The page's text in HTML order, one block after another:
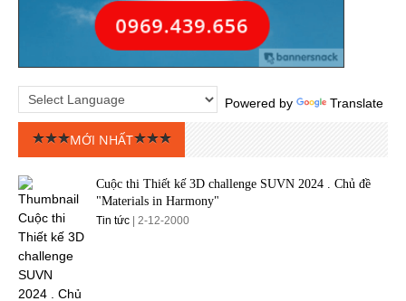
Powered by Translate
MỚI NHẤT
Cuộc thi Thiết kế 3D challenge SUVN 2024 . Chủ đề
"Materials in Harmony"
Tin tức| 2-12-2000